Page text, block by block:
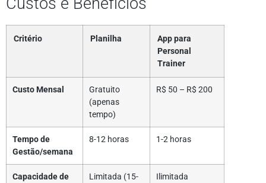
Custos e Benefícios
Critério Planilha
App para
Personal
Trainer
Custo Mensal
Gratuito
(apenas
tempo)
R$ 50 – R$ 200
Tempo de
Gestão/semana
8-12 horas 1-2 horas
Capacidade de
Limitada (15-
Ilimitada